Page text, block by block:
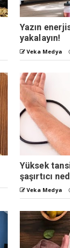
Yazın
yakalayın!
Veka Medya
Yüksek
şaşırtıcı
Veka Medya